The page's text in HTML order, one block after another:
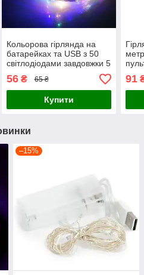
Кольорова гірлянда на
батарейках та USB з 50
світлодіодами завдовжки 5
метрів
56₴ 65 ₴
Купити
91
–15%